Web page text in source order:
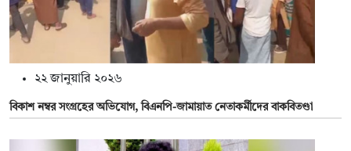
২২ জানুয়ারি ২০২৬
বিকাশ নম্বর সংগ্রহের অভিযোগ, বিএনপি-জামায়াত নেতাকর্মীদের বাকবিতণ্ডা